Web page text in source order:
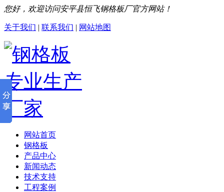
您好，欢迎访问安平县恒飞钢格板厂官方网站！
关于我们 | 联系我们 | 网站地图
网站首页
钢格板
产品中心
新闻动态
技术支持
工程案例